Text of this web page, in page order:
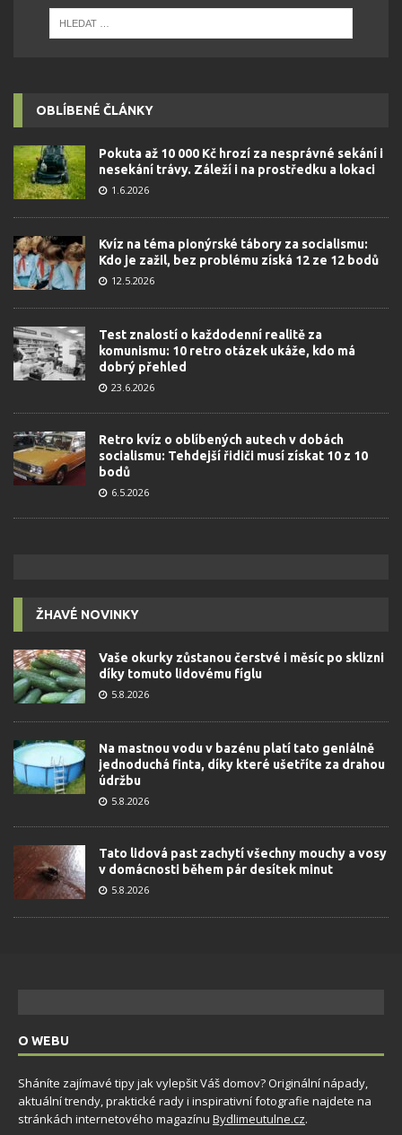
OBLÍBENÉ ČLÁNKY
Pokuta až 10 000 Kč hrozí za nesprávné sekání i
nesekání trávy. Záleží i na prostředku a lokaci
1.6.2026
Kvíz na téma pionýrské tábory za socialismu:
Kdo je zažil, bez problému získá 12 ze 12 bodů
12.5.2026
Test znalostí o každodenní realitě za
komunismu: 10 retro otázek ukáže, kdo má
dobrý přehled
23.6.2026
Retro kvíz o oblíbených autech v dobách
socialismu: Tehdejší řidiči musí získat 10 z 10
bodů
6.5.2026
ŽHAVÉ NOVINKY
Vaše okurky zůstanou čerstvé i měsíc po sklizni
díky tomuto lidovému fíglu
5.8.2026
Na mastnou vodu v bazénu platí tato geniálně
jednoduchá finta, díky které ušetříte za drahou
údržbu
5.8.2026
Tato lidová past zachytí všechny mouchy a vosy
v domácnosti během pár desítek minut
5.8.2026
O WEBU
Sháníte zajímavé tipy jak vylepšit Váš domov? Originální nápady,
aktuální trendy, praktické rady i inspirativní fotografie najdete na
stránkách internetového magazínu Bydlimeutulne.cz.